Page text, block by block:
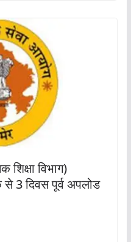
शिक्षा विभाग)
से 3 दिवस पूर्व अपलोड